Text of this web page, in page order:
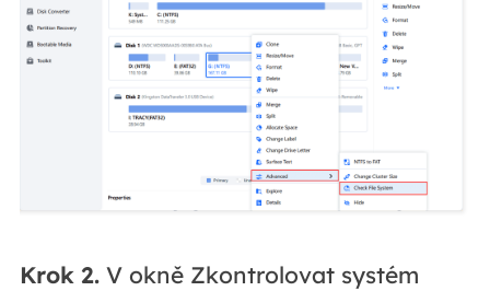
Krok 2.V okně Zkontrolovat systém